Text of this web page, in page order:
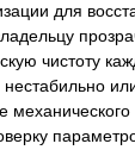
для
чистоту